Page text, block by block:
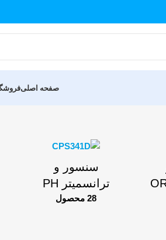
صفحه اصلی
سنسور و
ترانسمیتر PH
28 محصول